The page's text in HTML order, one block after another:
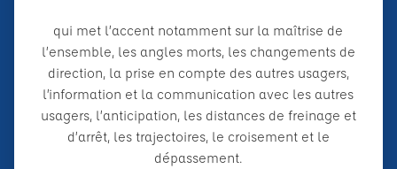
qui met l’accent notamment sur la maîtrise de
l’ensemble, les angles morts, les changements de
direction, la prise en compte des autres usagers,
l’information et la communication avec les autres
usagers, l’anticipation, les distances de freinage et
d’arrêt, les trajectoires, le croisement et le
dépassement.